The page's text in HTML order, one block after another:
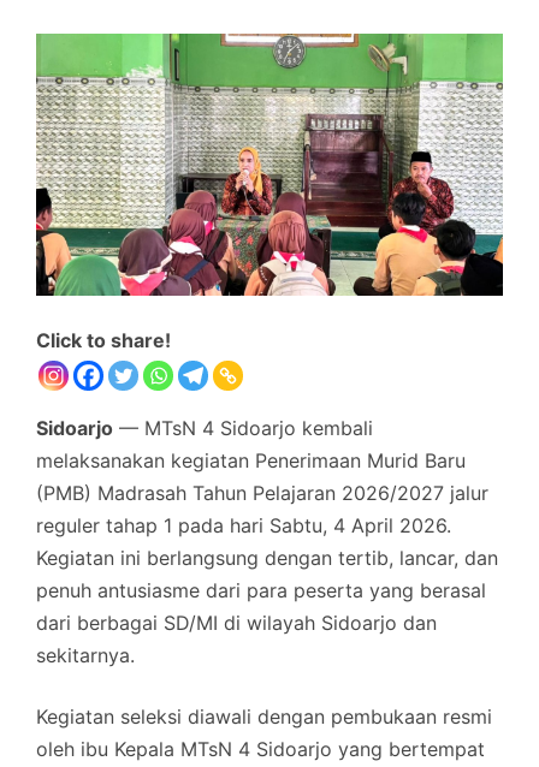
Click to share!
Sidoarjo — MTsN 4 Sidoarjo kembali
melaksanakan kegiatan Penerimaan Murid Baru
(PMB) Madrasah Tahun Pelajaran 2026/2027 jalur
reguler tahap 1 pada hari Sabtu, 4 April 2026.
Kegiatan ini berlangsung dengan tertib, lancar, dan
penuh antusiasme dari para peserta yang berasal
dari berbagai SD/MI di wilayah Sidoarjo dan
sekitarnya.
Kegiatan seleksi diawali dengan pembukaan resmi
oleh ibu Kepala MTsN 4 Sidoarjo yang bertempat